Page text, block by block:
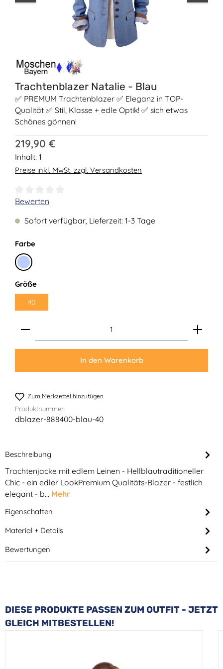
Trachtenblazer Natalie - Blau
✅ PREMUM Trachtenblazer ✅ Eleganz in TOP-
Qualität ✅ Stil, Klasse + edle Optik! ✅ sich etwas
Schönes gönnen!
Regulärer Preis:
219,90 €
Inhalt: 1
Preise inkl. MwSt. zzgl. Versandkosten
Durchschnittliche Bewertung von 0 von 5 Sternen
Bewerten
Sofort verfügbar, Lieferzeit: 1-3 Tage
Farbeauswählen
Hellblau
Größeauswählen
40
Produkt Anzahl: Gib den gewünschten Wert ein
In den Warenkorb
Zum Merkzettel hinzufügen
Produktnummer:
dblazer-888400-blau-40
Beschreibung
Trachtenjacke mit edlem Leinen - Hellblautraditioneller
Chic - ein edler LookPremium Qualitäts-Blazer - festlich
elegant - b… Mehr
Eigenschaften
Material + Details
Bewertungen
Produktgalerie überspringen
DIESE PRODUKTE PASSEN ZUM OUTFIT - JETZT
GLEICH MITBESTELLEN!